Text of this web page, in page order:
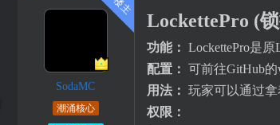
SodaMC
潮涌核心
LockettePro (
功能： LockettePro是
配置： 可前往GitHub
用法： 玩家可以通过
权限：